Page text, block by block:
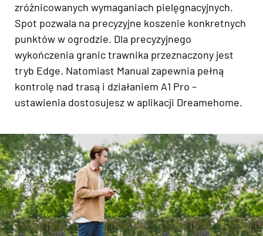
zróżnicowanych wymaganiach pielęgnacyjnych.
Spot pozwala na precyzyjne koszenie konkretnych
punktów w ogrodzie. Dla precyzyjnego
wykończenia granic trawnika przeznaczony jest
tryb Edge. Natomiast Manual zapewnia pełną
kontrolę nad trasą i działaniem A1 Pro –
ustawienia dostosujesz w aplikacji Dreamehome.